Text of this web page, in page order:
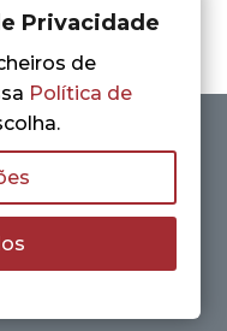
Privacidade
de
Política de